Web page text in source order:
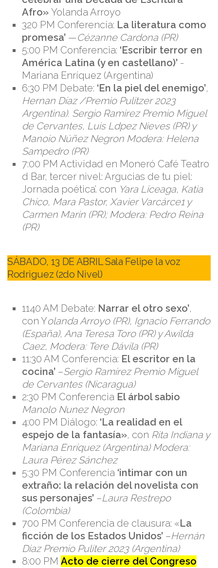
Afro» Yolanda Arroyo
320 PM Conferencia: La literatura como
promesa’ —Cézanne Cardona (PR)
5:00 PM Conferencia: ‘Escribir terror en
América Latina (y en castellano)’ -
Mariana Enríquez (Argentina)
6:30 PM Debate: ‘En la piel del enemigo’,
Hernan Díaz /Premio Pulitzer 2023
Argentina). Sergio Ramirez Premio Miguel
de Cervantes, Luis Ldpez Nieves (PR) y
Manoio Núñez Negron Modera: Helena
Sampedro (PR)
7:00 PM Actividad en Moneró Café Teatro
d Bar, tercer nivel: Argucias de tu piel:
Jornada poética’. con Yara Liceaga, Katia
Chico, Mara Pastor, Xavier Varcárce1 y
Carmen Marin (PR); Modera: Pedro Reina
(PR)
SÁBADO, 13 DE ABRIL Sala Felipe la voz
Rodriguez (2do Nivel)
1140 AM Debate: Narrar el otro sexo’,
con Yolanda Arroyo (PR), Ignacio Ferrando
(España), Ana Teresa Toro (PR) y Awilda
Caez, Modera: Tere Dávila (PR)
11:30 AM Conferencia: El escritor en la
cocina’ –Sergio Ramírez Premio Miguel
de Cervantes (Nicaragua)
2:30 PM Conferencia El árbol sabio
Manolo Nunez Negron
4:00 PM Diálogo: ‘La realidad en el
espejo de la fantasía», con Rita Indiana y
Mariana Enríquez (Argentina) Modera:
Laura Pérez Sánchez
5:30 PM Conferencia ‘intimar con un
extraño: la relación del novelista con
sus personajes’ –Laura Restrepo
(Colombia)
700 PM Conferencia de clausura: «La
ficción de los Estados Unidos’ –Hernán
Diaz Premio Puliter 2023 (Argentina)
8:00 PM Acto de cierre del Congreso